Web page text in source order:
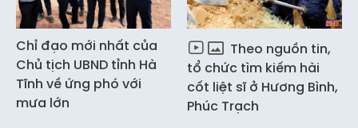
Chỉ đạo mới nhất của
Chủ tịch UBND tỉnh Hà
Tĩnh về ứng phó với
mưa lớn
Theo nguồn tin,
tổ chức tìm kiếm hài
cốt liệt sĩ ở Hương Bình,
Phúc Trạch